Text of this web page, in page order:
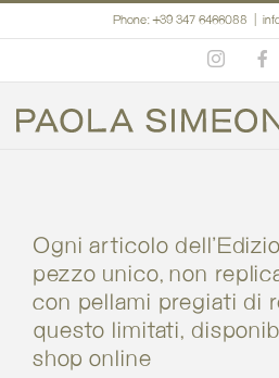
to
Phone: +39 347 6466088
Ogni articolo
pezzo unico, non
con pellami pregiati di
questo limitati,
shop online